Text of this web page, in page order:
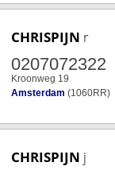
CHRISPIJN r
0207072322
Kroonweg 19
Amsterdam (1060RR)
CHRISPIJN j